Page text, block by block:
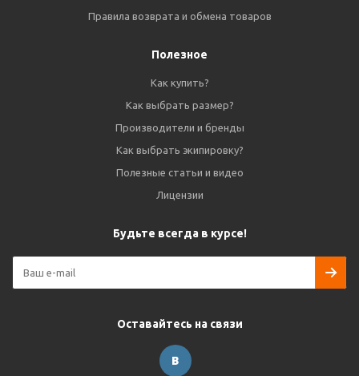
Правила возврата и обмена товаров
Полезное
Как купить?
Как выбрать размер?
Производители и бренды
Как выбрать экипировку?
Полезные статьи и видео
Лицензии
Будьте всегда в курсе!
Оставайтесь на связи